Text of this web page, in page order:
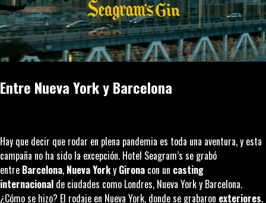
Entre Nueva York y Barcelona
Hay que decir que rodar en plena pandemia es toda una aventura, y esta
campaña no ha sido la excepción. Hotel Seagram’s se grabó
entre Barcelona, Nueva Yorky Girona con un casting
internacional de ciudades como Londres, Nueva York y Barcelona.
¿Cómo se hizo? El rodaje en Nueva York, donde se grabaron exteriores,